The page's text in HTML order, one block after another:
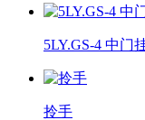
5LY.GS-4 中门
拎手